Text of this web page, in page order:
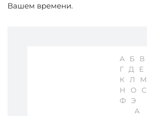
Вашем времени.
А Б
В
Г
Д
Е
К
Л
М
Н
О
С
Ф
Э
A